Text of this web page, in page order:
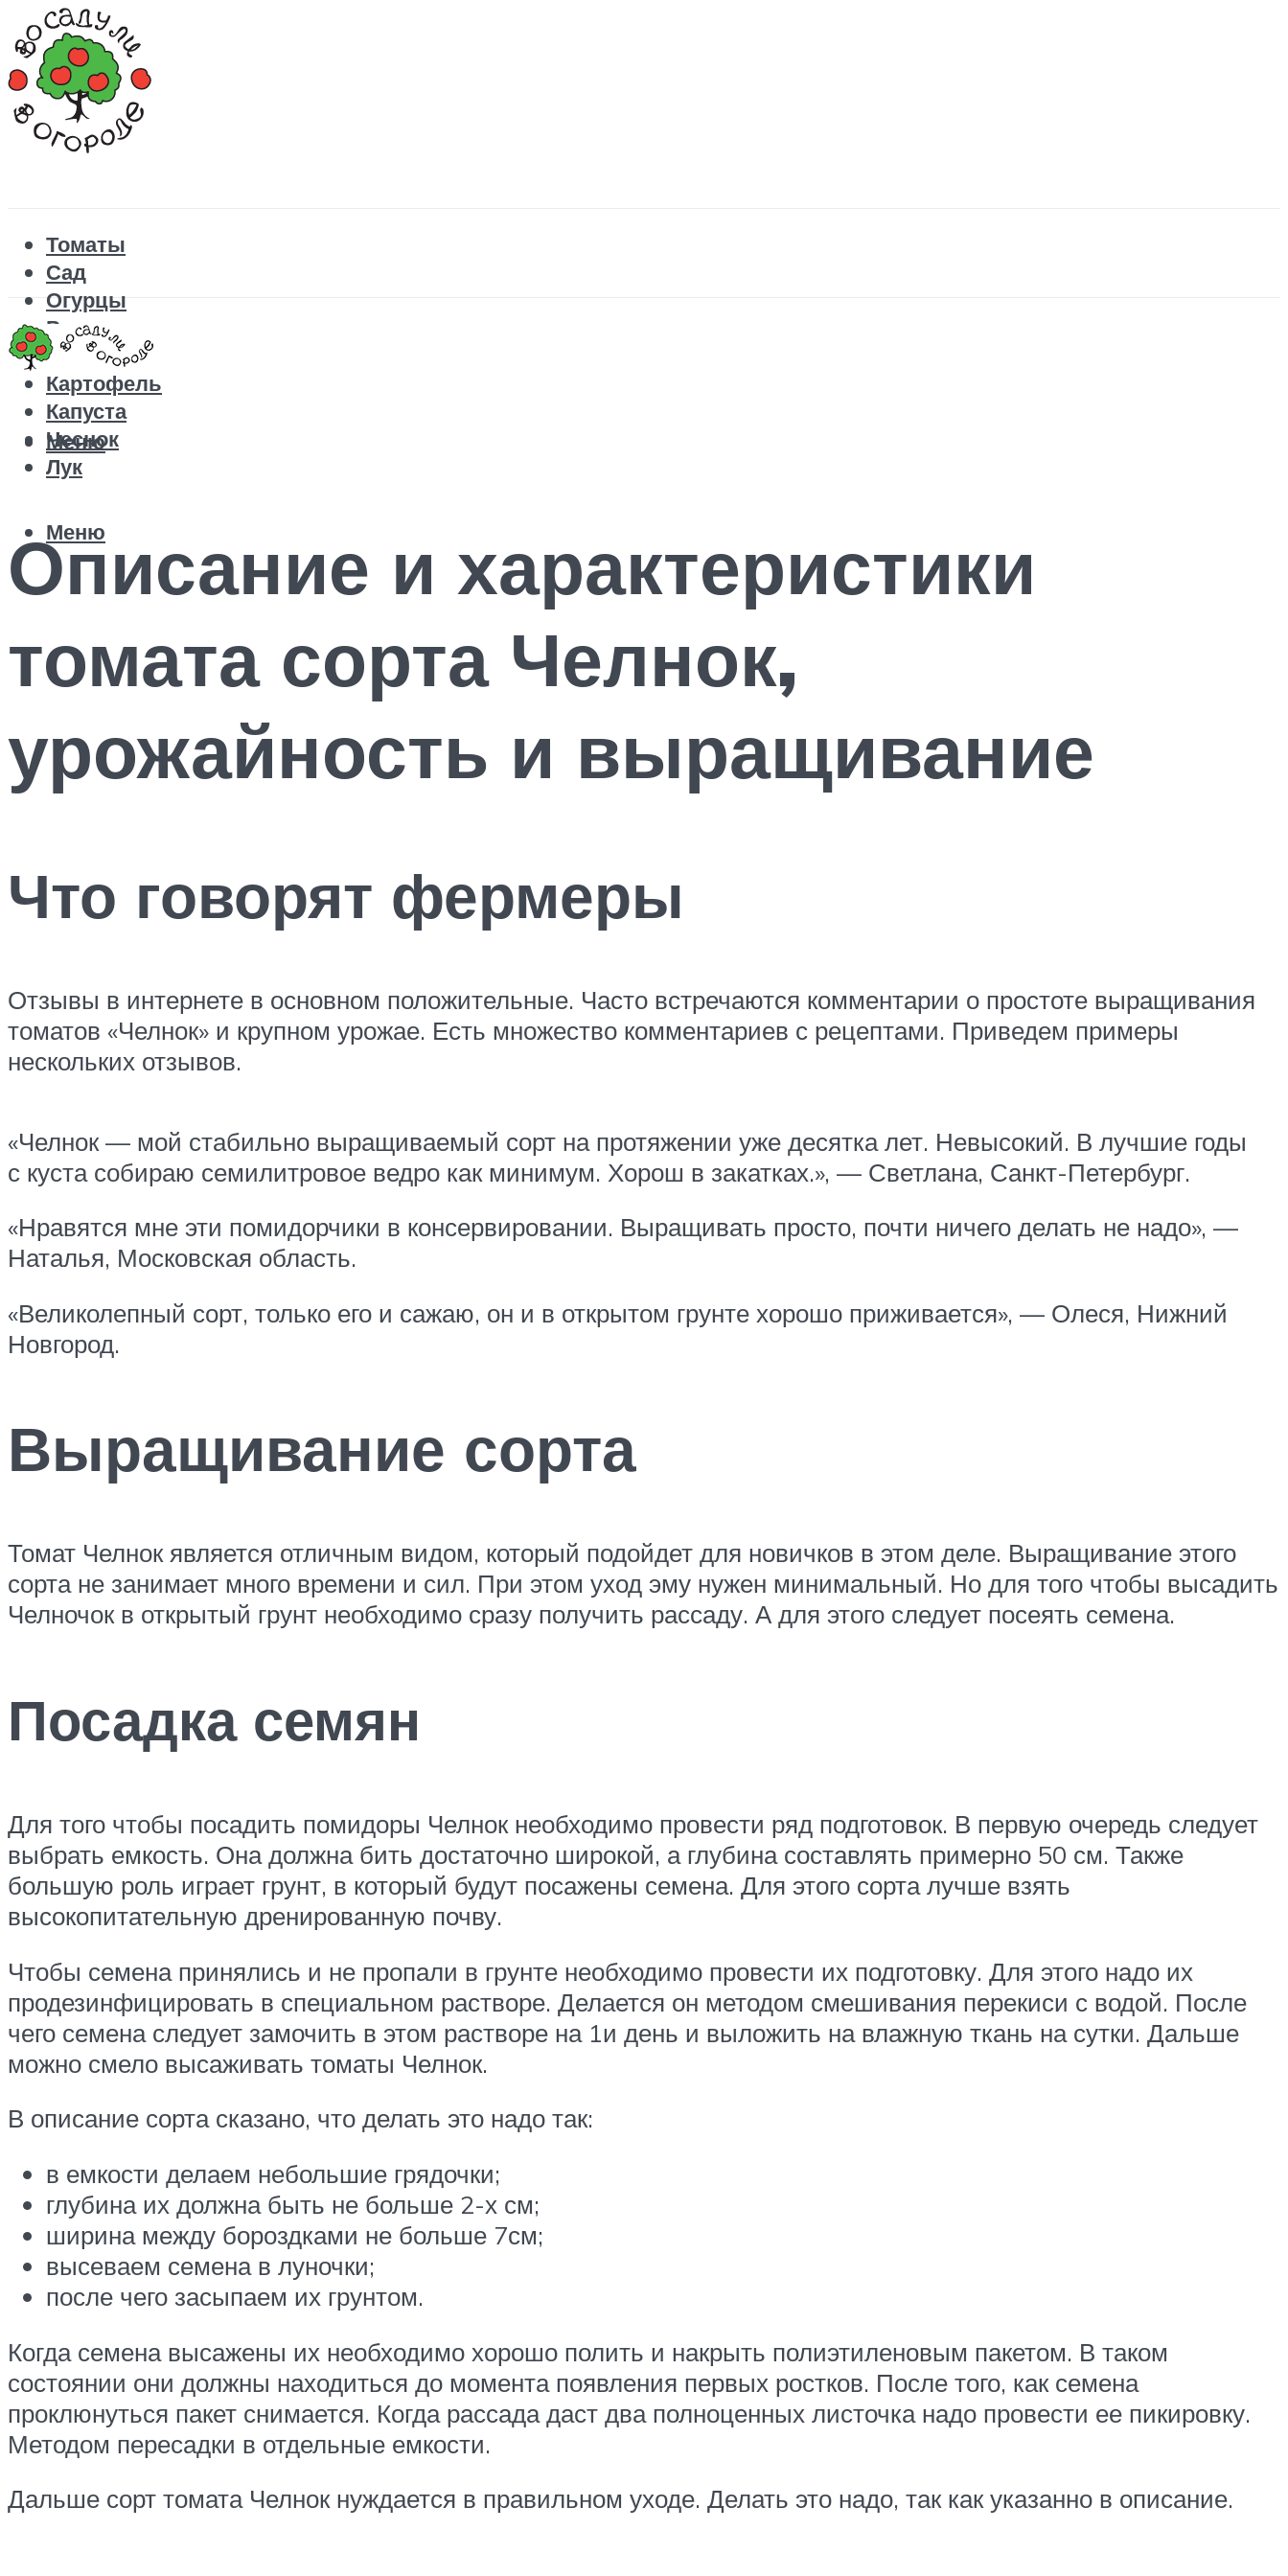
Томаты
Сад
Огурцы
Рецепты
Перец
Картофель
Капуста
Чеснок
Лук
Меню
Меню
Описание и характеристики
томата сорта Челнок,
урожайность и выращивание
Что говорят фермеры
Отзывы в интернете в основном положительные. Часто встречаются комментарии о простоте выращивания
томатов «Челнок» и крупном урожае. Есть множество комментариев с рецептами. Приведем примеры
нескольких отзывов.
«Челнок — мой стабильно выращиваемый сорт на протяжении уже десятка лет. Невысокий. В лучшие годы
с куста собираю семилитровое ведро как минимум. Хорош в закатках.», — Светлана, Санкт-Петербург.
«Нравятся мне эти помидорчики в консервировании. Выращивать просто, почти ничего делать не надо», —
Наталья, Московская область.
«Великолепный сорт, только его и сажаю, он и в открытом грунте хорошо приживается», — Олеся, Нижний
Новгород.
Выращивание сорта
Томат Челнок является отличным видом, который подойдет для новичков в этом деле. Выращивание этого
сорта не занимает много времени и сил. При этом уход эму нужен минимальный. Но для того чтобы высадить
Челночок в открытый грунт необходимо сразу получить рассаду. А для этого следует посеять семена.
Посадка семян
Для того чтобы посадить помидоры Челнок необходимо провести ряд подготовок. В первую очередь следует
выбрать емкость. Она должна бить достаточно широкой, а глубина составлять примерно 50 см. Также
большую роль играет грунт, в который будут посажены семена. Для этого сорта лучше взять
высокопитательную дренированную почву.
Чтобы семена принялись и не пропали в грунте необходимо провести их подготовку. Для этого надо их
продезинфицировать в специальном растворе. Делается он методом смешивания перекиси с водой. После
чего семена следует замочить в этом растворе на 1и день и выложить на влажную ткань на сутки. Дальше
можно смело высаживать томаты Челнок.
В описание сорта сказано, что делать это надо так:
в емкости делаем небольшие грядочки;
глубина их должна быть не больше 2-х см;
ширина между бороздками не больше 7см;
высеваем семена в луночки;
после чего засыпаем их грунтом.
Когда семена высажены их необходимо хорошо полить и накрыть полиэтиленовым пакетом. В таком
состоянии они должны находиться до момента появления первых ростков. После того, как семена
проклюнуться пакет снимается. Когда рассада даст два полноценных листочка надо провести ее пикировку.
Методом пересадки в отдельные емкости.
Дальше сорт томата Челнок нуждается в правильном уходе. Делать это надо, так как указанно в описание.